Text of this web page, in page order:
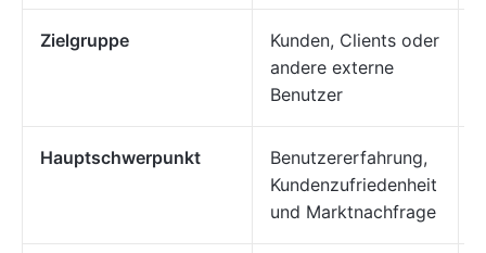
Zielgruppe
Kunden, Clients oder
andere externe
Benutzer
Hauptschwerpunkt
Benutzererfahrung,
Kundenzufriedenheit
und Marktnachfrage